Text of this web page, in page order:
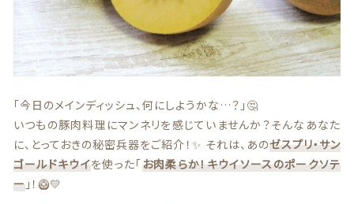
「今日のメインディッシュ、何にしようかな…？」🤔
いつもの豚肉料理にマンネリを感じていませんか？そんなあなた
に、とっておきの秘密兵器をご紹介！✨ それは、あのゼスプリ・サン
ゴールドキウイを使った「お肉柔らか！キウイソースのポークソテ
ー」！🥝💛
カテゴリー一覧
贈答用商品
価格帯
～
その他
在庫あり セール
並び順